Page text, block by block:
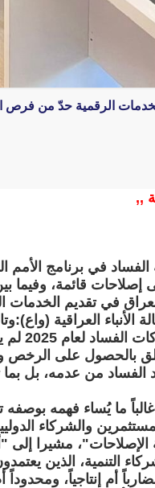
الرقمية حدّ من فرص
,,
في برنامج الأمم
إصلاحات قائمة، وفيما
في تقديم الخدمات
نقطة
بالحصول على الرخص
الفساد من عدمه، بل
ما يُساء فهمه بوصفه
والشركاء
مشيرا إلى
التنمية، الذين
أم إنتاجياً، ومحدوداً